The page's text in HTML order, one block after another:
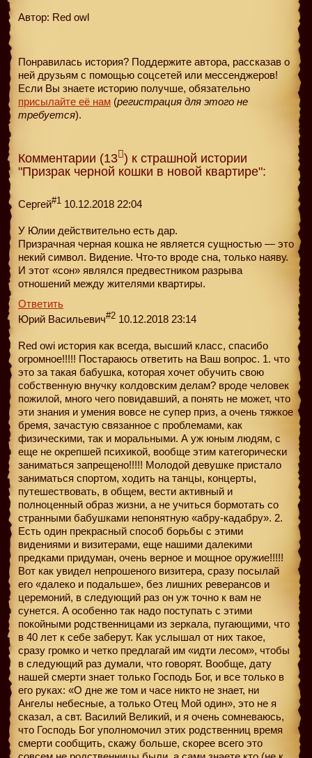
Автор: Red owl
Понравилась история? Поддержите автора, рассказав о
ней друзьям с помощью соцсетей или мессенджеров!
Если Вы знаете историю получше, обязательно
присылайте её нам (регистрация для этого не
требуется).
Комментарии (13 ) к страшной истории
"Призрак черной кошки в новой квартире":
Сергей#1 10.12.2018 22:04
У Юлии действительно есть дар.
Призрачная черная кошка не является сущностью — это
некий символ. Видение. Что-то вроде сна, только наяву.
И этот «сон» являлся предвестником разрыва
отношений между жителями квартиры.
Ответить
Юрий Васильевич#2 10.12.2018 23:14
Red owi история как всегда, высший класс, спасибо
огромное!!!!! Постараюсь ответить на Ваш вопрос. 1. что
это за такая бабушка, которая хочет обучить свою
собственную внучку колдовским делам? вроде человек
пожилой, много чего повидавший, а понять не может, что
эти знания и умения вовсе не супер приз, а очень тяжкое
бремя, зачастую связанное с проблемами, как
физическими, так и моральными. А уж юным людям, с
еще не окрепшей психикой, вообще этим категорически
заниматься запрещено!!!!! Молодой девушке пристало
заниматься спортом, ходить на танцы, концерты,
путешествовать, в общем, вести активный и
полноценный образ жизни, а не учиться бормотать со
странными бабушками непонятную «абру-кадабру». 2.
Есть один прекрасный способ борьбы с этими
видениями и визитерами, еще нашими далекими
предками придуман, очень верное и мощное оружие!!!!!
Вот как увидел непрошеного визитера, сразу посылай
его «далеко и подальше», без лишних реверансов и
церемоний, в следующий раз он уж точно к вам не
сунется. А особенно так надо поступать с этими
покойными родственницами из зеркала, пугающими, что
в 40 лет к себе заберут. Как услышал от них такое,
сразу громко и четко предлагай им «идти лесом», чтобы
в следующий раз думали, что говорят. Вообще, дату
нашей смерти знает только Господь Бог, и все только в
его руках: «О дне же том и часе никто не знает, ни
Ангелы небесные, а только Отец Мой один», это не я
сказал, а свт. Василий Великий, и я очень сомневаюсь,
что Господь Бог уполномочил этих родственниц время
смерти сообщить, скажу больше, скорее всего это